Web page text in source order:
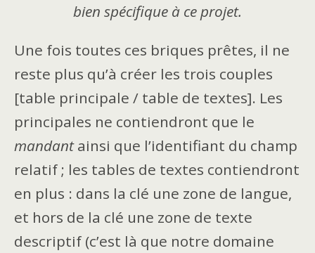
bien spécifique à ce projet.
Une fois toutes ces briques prêtes, il ne
reste plus qu’à créer les trois couples
[table principale / table de textes]. Les
principales ne contiendront que le
mandantainsi que l’identifiant du champ
relatif ; les tables de textes contiendront
en plus : dans la clé une zone de langue,
et hors de la clé une zone de texte
descriptif (c’est là que notre domaine